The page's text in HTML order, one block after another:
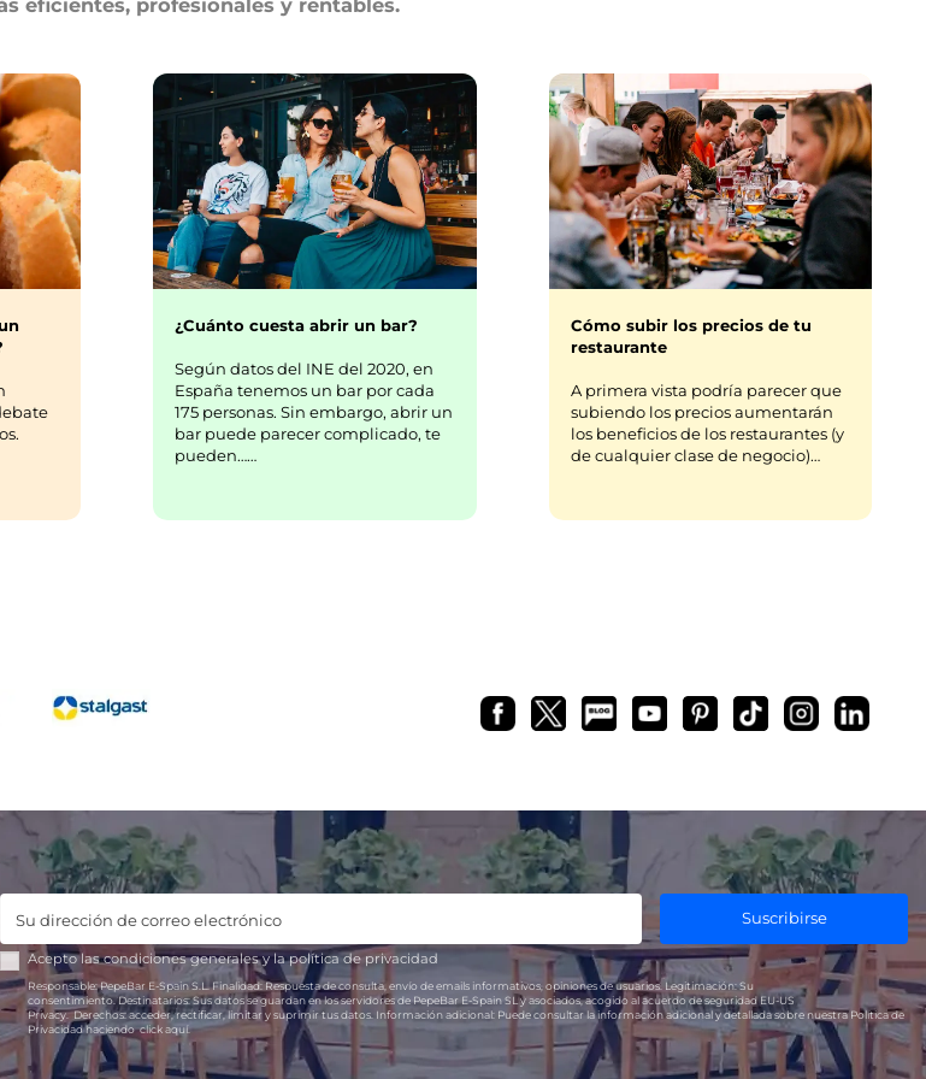
eficientes, profesionales y rentables.
¿Cuánto cuesta abrir un bar?
Según datos del INE del 2020, en
España tenemos un bar por cada
175 personas. Sin embargo, abrir un
bar puede parecer complicado, te
pueden……
Cómo subir los precios de tu
restaurante
A primera vista podría parecer que
subiendo los precios aumentarán
los beneficios de los restaurantes (y
de cualquier clase de negocio)…
Suscribirse
Acepto lascondiciones generalesy lapolítica de privacidad
Responsable:PepeBar E-Spain S.L.Finalidad:Respuesta de consulta, envío de emails informativos, opiniones de usuarios. Legitimación: Su
consentimiento.Destinatarios:Sus datos se guardan en los servidores de PepeBar E-Spain SL y asociados, acogido al acuerdo de seguridad EU-US
Privacy.Derechos:acceder, rectificar, limitar y suprimir tus datos. Información adicional:Puede consultar la información adicional y detallada sobre nuestra Política de
Privacidad haciendoclick aquí.